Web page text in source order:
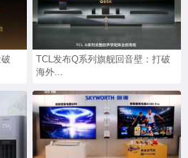
TCL发布Q系列旗舰回音壁：打破
海外...